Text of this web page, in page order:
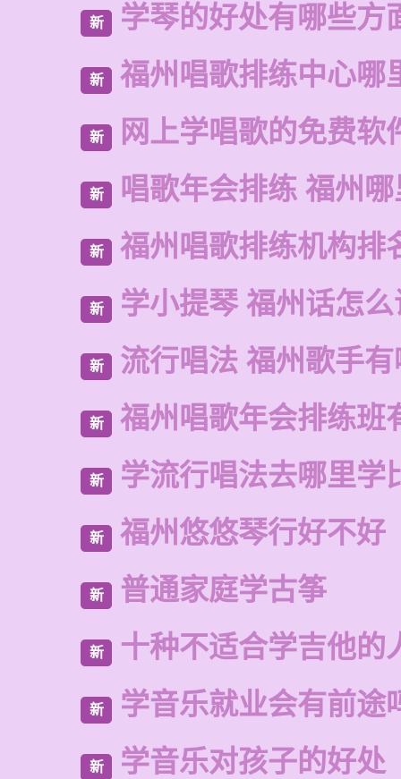
新 学琴的好处有哪些方
新 福州唱歌排练中心哪
新 网上学唱歌的免费软
新 唱歌年会排练 福州
新 福州唱歌排练机构排
新 学小提琴 福州话怎
新 流行唱法 福州歌手
新 福州唱歌年会排练班
新 学流行唱法去哪里学
新 福州悠悠琴行好不好
新 普通家庭学古筝
新 十种不适合学吉他的
新 学音乐就业会有前途
新 学音乐对孩子的好处